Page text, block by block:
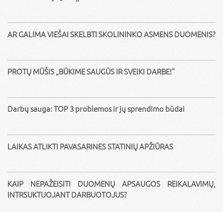
AR GALIMA VIEŠAI SKELBTI SKOLININKO ASMENS DUOMENIS?
PROTŲ MŪŠIS „BŪKIME SAUGŪS IR SVEIKI DARBE!“
Darbų sauga: TOP 3 problemos ir jų sprendimo būdai
LAIKAS ATLIKTI PAVASARINES STATINIŲ APŽIŪRAS
KAIP NEPAŽEISITI DUOMENŲ APSAUGOS REIKALAVIMŲ,
INTRSUKTUOJANT DARBUOTOJUS?